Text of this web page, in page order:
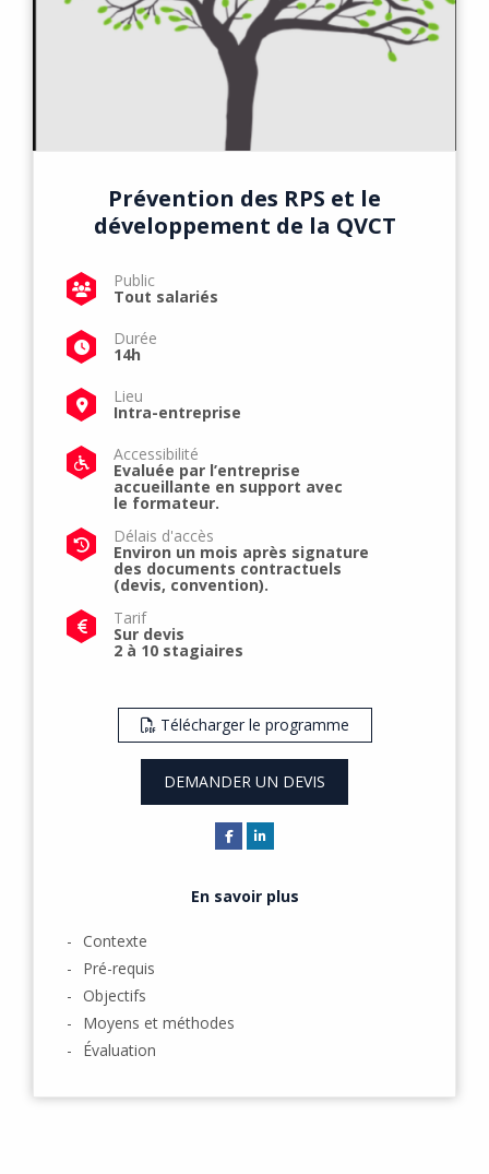
Prévention des RPS et le
développement de la QVCT
Public
Tout salariés
Durée
14h
Lieu
Intra-entreprise
Accessibilité
Evaluée par l’entreprise
accueillante en support avec
le formateur.
Délais d'accès
Environ un mois après signature
des documents contractuels
(devis, convention).
Tarif
Sur devis
2 à 10 stagiaires
Télécharger le programme
DEMANDER UN DEVIS
En savoir plus
Contexte
Pré-requis
Objectifs
Moyens et méthodes
Évaluation